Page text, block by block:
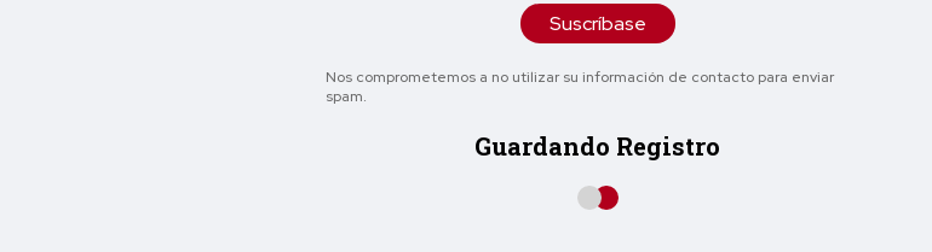
Suscríbase
Nos comprometemos a no utilizar su información de contacto para enviar
spam.
Guardando Registro